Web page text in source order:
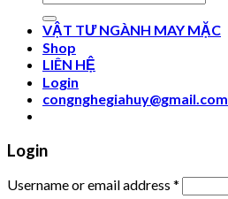
for:
VẬT TƯ NGÀNH MAY MẶC
Shop
LIÊN HỆ
Login
congnghegiahuy@gmail.com
Login
Username or email address *